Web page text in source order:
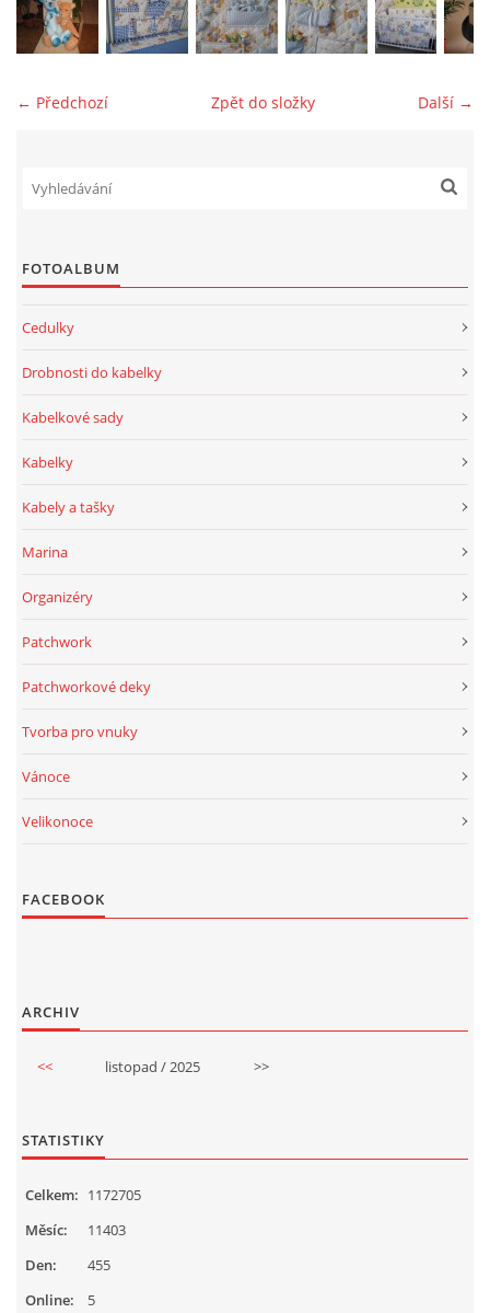
← Předchozí Další →
Zpět do složky
FOTOALBUM
Cedulky
Drobnosti do kabelky
Kabelkové sady
Kabelky
Kabely a tašky
Marina
Organizéry
Patchwork
Patchworkové deky
Tvorba pro vnuky
Vánoce
Velikonoce
FACEBOOK
ARCHIV
<< listopad / 2025 >>
STATISTIKY
Online: 5
Celkem: 1172705
Měsíc:
11403
Den:
455